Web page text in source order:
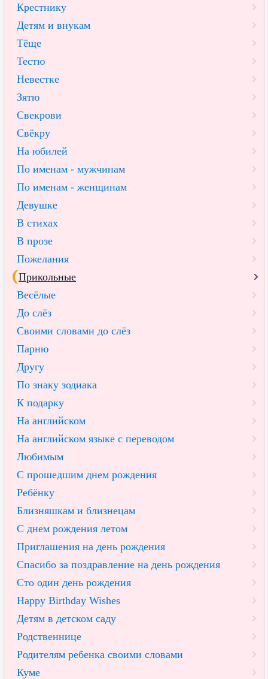
Крестнику
Детям и внукам
Тёще
Тестю
Невестке
Зятю
Свекрови
Свёкру
На юбилей
По именам - мужчинам
По именам - женщинам
Девушке
В стихах
В прозе
Пожелания
Прикольные
Весёлые
До слёз
Своими словами до слёз
Парню
Другу
По знаку зодиака
К подарку
На английском
На английском языке с переводом
Любимым
С прошедшим днем рождения
Ребёнку
Близняшкам и близнецам
С днем рождения летом
Приглашения на день рождения
Спасибо за поздравление на день рождения
Сто один день рождения
Happy Birthday Wishes
Детям в детском саду
Родственнице
Родителям ребенка своими словами
Куме